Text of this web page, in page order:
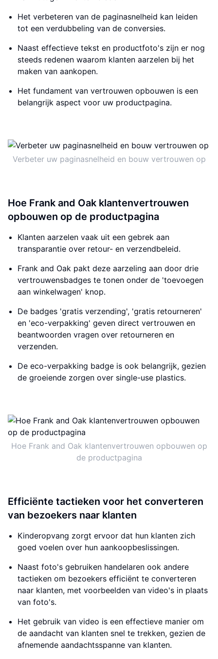
Het verbeteren van de paginasnelheid kan leiden
tot een verdubbeling van de conversies.
Naast effectieve tekst en productfoto's zijn er nog
steeds redenen waarom klanten aarzelen bij het
maken van aankopen.
Het fundament van vertrouwen opbouwen is een
belangrijk aspect voor uw productpagina.
Verbeter uw paginasnelheid en bouw vertrouwen op
Hoe Frank and Oak klantenvertrouwen
opbouwen op de productpagina
Klanten aarzelen vaak uit een gebrek aan
transparantie over retour- en verzendbeleid.
Frank and Oak pakt deze aarzeling aan door drie
vertrouwensbadges te tonen onder de 'toevoegen
aan winkelwagen' knop.
De badges 'gratis verzending', 'gratis retourneren'
en 'eco-verpakking' geven direct vertrouwen en
beantwoorden vragen over retourneren en
verzenden.
De eco-verpakking badge is ook belangrijk, gezien
de groeiende zorgen over single-use plastics.
Hoe Frank and Oak klantenvertrouwen opbouwen op
de productpagina
Efficiënte tactieken voor het converteren
van bezoekers naar klanten
Kinderopvang zorgt ervoor dat hun klanten zich
goed voelen over hun aankoopbeslissingen.
Naast foto's gebruiken handelaren ook andere
tactieken om bezoekers efficiënt te converteren
naar klanten, met voorbeelden van video's in plaats
van foto's.
Het gebruik van video is een effectieve manier om
de aandacht van klanten snel te trekken, gezien de
afnemende aandachtsspanne van klanten.